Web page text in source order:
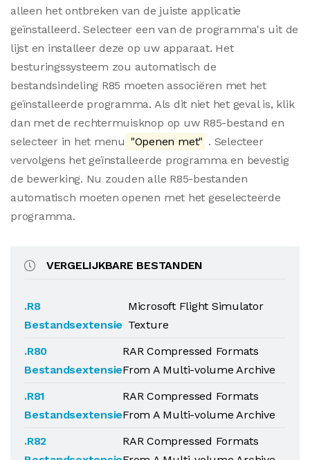
alleen het ontbreken van de juiste applicatie
geïnstalleerd. Selecteer een van de programma's uit de
lijst en installeer deze op uw apparaat. Het
besturingssysteem zou automatisch de
bestandsindeling R85 moeten associëren met het
geïnstalleerde programma. Als dit niet het geval is, klik
dan met de rechtermuisknop op uw R85-bestand en
selecteer in het menu "Openen met" . Selecteer
vervolgens het geïnstalleerde programma en bevestig
de bewerking. Nu zouden alle R85-bestanden
automatisch moeten openen met het geselecteerde
programma.
VERGELIJKBARE BESTANDEN
.R8
Bestandsextensie
Microsoft Flight Simulator
Texture
.R80
Bestandsextensie
RAR Compressed Formats
From A Multi-volume Archive
.R81
Bestandsextensie
RAR Compressed Formats
From A Multi-volume Archive
.R82
RAR Compressed Formats